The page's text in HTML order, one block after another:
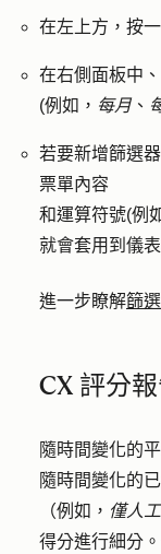
在左上方，按
在右側面板中、
(例如， 每月 、
若要新增篩選
票單內容
和運算符號(例
就會套用到儀
進一步瞭解篩選
CX 評分
隨時間變化的
隨時間變化的
（例如， 僅人
得分進行細分